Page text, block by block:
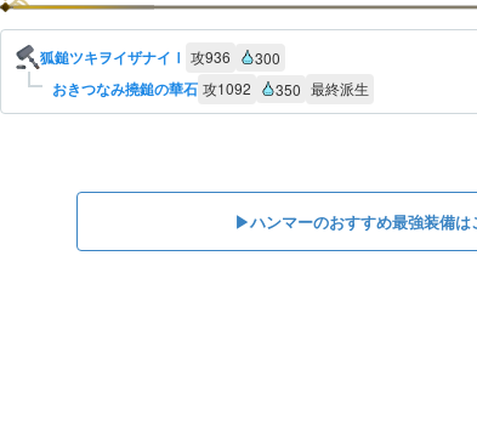
狐鎚ツキヲイザナイⅠ 攻936 300
おきつなみ撓鎚の華石 攻1092 350 最終派生
▶︎ハンマーのおすすめ最強装備は